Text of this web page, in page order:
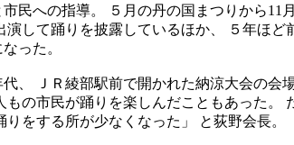
民への指導。 ５月の丹の国まつりから11
演して踊りを披露しているほか、 ５年ほど
った。
、 ＪＲ綾部駅前で開かれた納涼大会の会
の市民が踊りを楽しんだこともあった。
をする所が少なくなった」 と荻野会長。